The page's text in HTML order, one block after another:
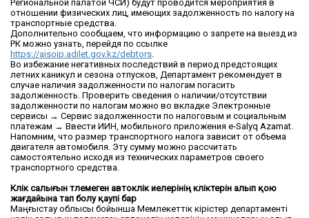
Региональной палатой ЧСИ) будут проводится мероприятия в
отношении физических лиц, имеющих задолженность по налогу на
транспортные средства.
Дополнительно сообщаем, что информацию о запрете на выезд из
РК можно узнать, перейдя по ссылке
https://aisoip.adilet.gov.kz/debtors.
Во избежание негативных последствий в период предстоящих
летних каникул и сезона отпусков, Департамент рекомендует в
случае наличия задолженности по налогам погасить
задолженность. Проверить сведения о наличии/отсутствии
задолженности по налогам можно во вкладке Электронные
сервисы → Сервис задолженности по налоговым и социальным
платежам → Ввести ИИН, мобильного приложения e-Salyq Azamat.
Напомним, что размер транспортного налога зависит от объема
двигателя автомобиля. Эту сумму можно рассчитать
самостоятельно исходя из технических параметров своего
транспортного средства.
Көлік салығын төлемеген автокөлік иелерінің көліктерін алып қою
жағдайына тап болу қаупі бар
Маңғыстау облысы бойынша Мемлекеттік кірістер департаменті